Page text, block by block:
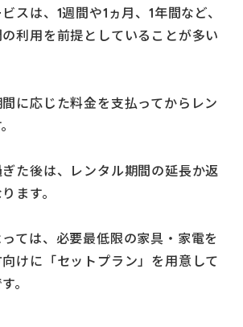
スは、1週間や1ヵ月、1年間など、
利用を前提としていることが多い
に応じた料金を支払ってからレン
た後は、レンタル期間の延長か返
ます。
ては、必要最低限の家具・家電を
けに「セットプラン」を用意して
。